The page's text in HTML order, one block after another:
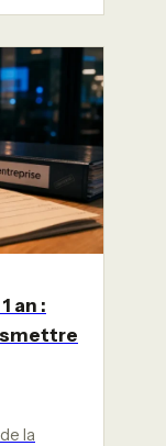
an :
la